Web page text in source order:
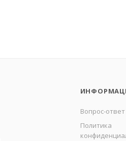
Вопрос-ответ
Политика